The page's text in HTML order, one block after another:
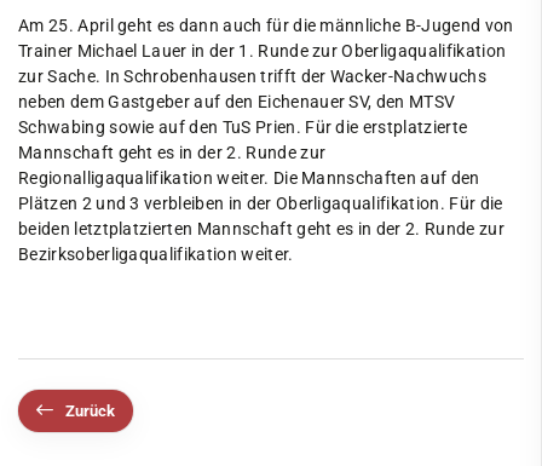
Am 25. April geht es dann auch für die männliche B-Jugend von
Trainer Michael Lauer in der 1. Runde zur Oberligaqualifikation
zur Sache. In Schrobenhausen trifft der Wacker-Nachwuchs
neben dem Gastgeber auf den Eichenauer SV, den MTSV
Schwabing sowie auf den TuS Prien. Für die erstplatzierte
Mannschaft geht es in der 2. Runde zur
Regionalligaqualifikation weiter. Die Mannschaften auf den
Plätzen 2 und 3 verbleiben in der Oberligaqualifikation. Für die
beiden letztplatzierten Mannschaft geht es in der 2. Runde zur
Bezirksoberligaqualifikation weiter.
Zurück